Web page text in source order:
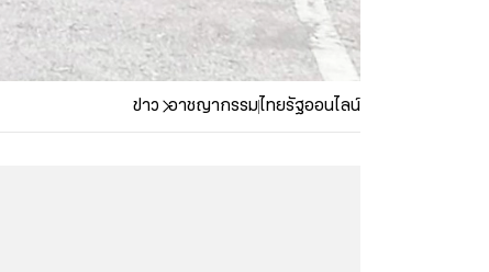
ข่าว อาชญากรรมไทยรัฐออนไลน์